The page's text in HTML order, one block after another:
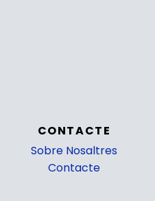
CONTACTE
Sobre Nosaltres
Contacte